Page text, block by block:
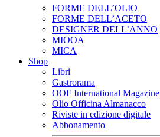
FORME DELL’OLIO
FORME DELL’ACETO
DESIGNER DELL’ANNO
MIOOA
MICA
Shop
Libri
Gastrorama
OOF International Magazine
Olio Officina Almanacco
Riviste in edizione digitale
Abbonamento